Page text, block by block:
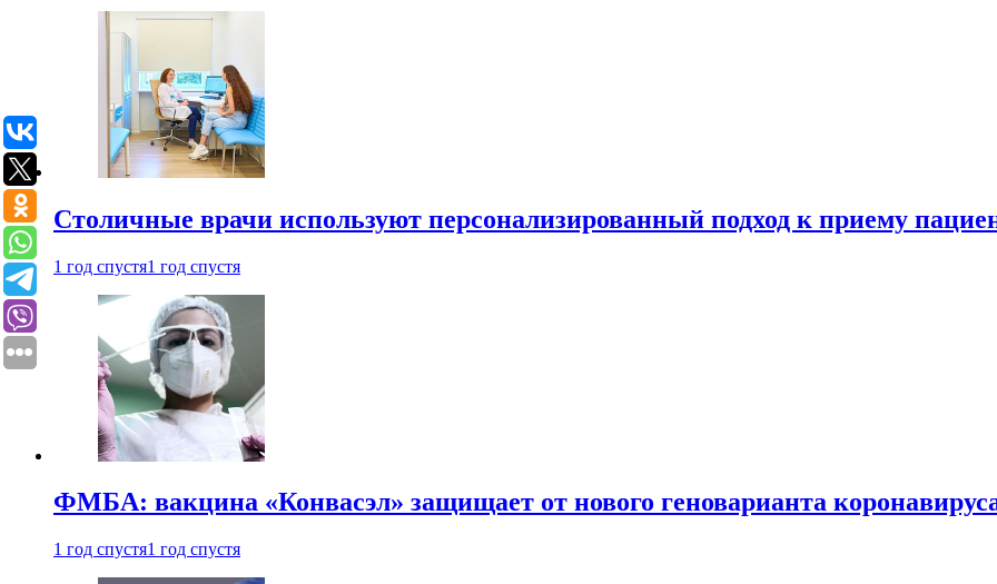
Столичные врачи используют персонализированный подход к приему
1 год спустя1 год спустя
ФМБА: вакцина «Конвасэл» защищает от нового геноварианта
1 год спустя1 год спустя